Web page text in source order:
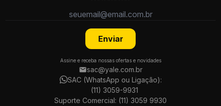
Enviar
Assine e receba nossas ofertas e novidades
sac@yale.com.br
SAC (WhatsApp ou Ligação):
(11) 3059-9931
Suporte Comercial: (11) 3059 9930